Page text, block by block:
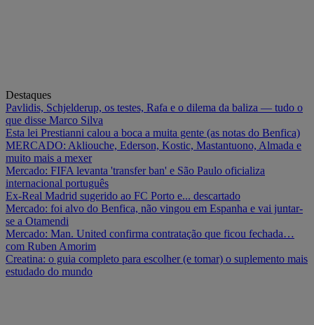
Destaques
Pavlidis, Schjelderup, os testes, Rafa e o dilema da baliza — tudo o
que disse Marco Silva
Esta lei Prestianni calou a boca a muita gente (as notas do Benfica)
MERCADO: Akliouche, Ederson, Kostic, Mastantuono, Almada e
muito mais a mexer
Mercado: FIFA levanta 'transfer ban' e São Paulo oficializa
internacional português
Ex-Real Madrid sugerido ao FC Porto e... descartado
Mercado: foi alvo do Benfica, não vingou em Espanha e vai juntar-
se a Otamendi
Mercado: Man. United confirma contratação que ficou fechada…
com Ruben Amorim
Creatina: o guia completo para escolher (e tomar) o suplemento mais
estudado do mundo